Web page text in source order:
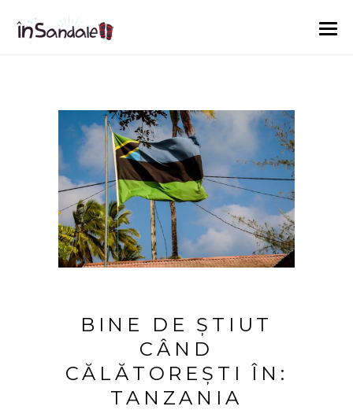
BINE DE ȘTIUT
CÂND
CĂLĂTOREȘTI ÎN:
TANZANIA